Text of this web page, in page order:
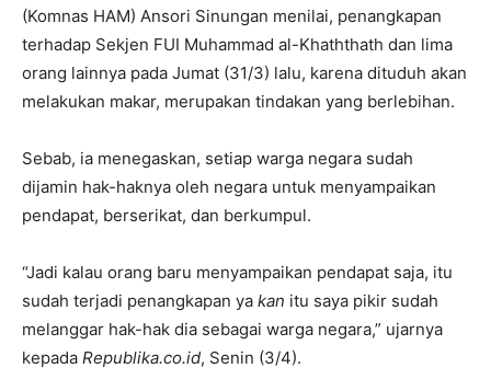
(Komnas HAM) Ansori Sinungan menilai, penangkapan
terhadap Sekjen FUI Muhammad al-Khaththath dan lima
orang lainnya pada Jumat (31/3) lalu, karena dituduh akan
melakukan makar, merupakan tindakan yang berlebihan.
Sebab, ia menegaskan, setiap warga negara sudah
dijamin hak-haknya oleh negara untuk menyampaikan
pendapat, berserikat, dan berkumpul.
“Jadi kalau orang baru menyampaikan pendapat saja, itu
sudah terjadi penangkapan ya kan itu saya pikir sudah
melanggar hak-hak dia sebagai warga negara,” ujarnya
kepada Republika.co.id, Senin (3/4).